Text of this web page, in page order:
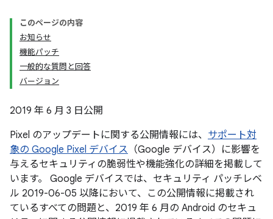
このページの内容
お知らせ
機能パッチ
一般的な質問と回答
バージョン
2019 年 6 月 3 日公開
Pixel のアップデートに関する公開情報には、 サポート対
象の Google Pixel デバイス （Google デバイス）に影響を
与えるセキュリティの脆弱性や機能強化の詳細を掲載して
います。 Google デバイスでは、セキュリティ パッチレベ
ル 2019-06-05 以降において、この公開情報に掲載され
ているすべての問題と、2019 年 6 月の Android のセキュ